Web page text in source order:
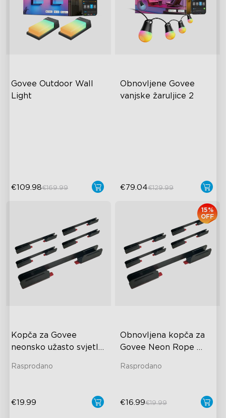
Govee Outdoor Wall
Light
€109.98€169.99
Obnovljene Govee
vanjske žaruljice 2
€79.04€129.99
Kopča za Govee
neonsko užasto svjetlo
Rasprodano
€19.99
Obnovljena kopča za
Govee Neon Rope
15%
OFF
Rasprodano
€16.99€19.99